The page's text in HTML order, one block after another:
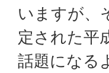
いますが、
定された平
話題になる